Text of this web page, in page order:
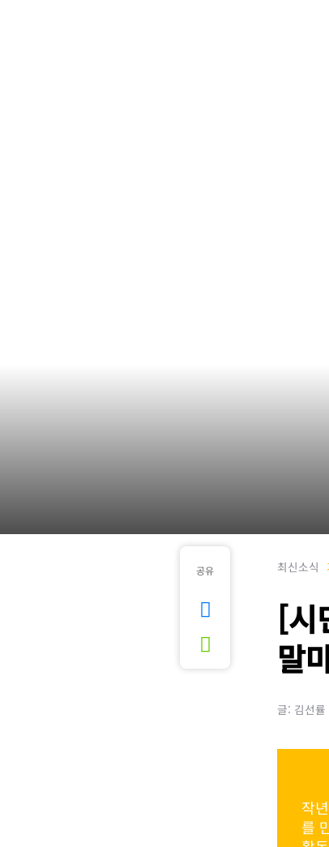
공유 최신소식
[시
말
글: 김선률
작
를